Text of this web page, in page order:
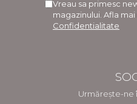
Vreau sa primesc
magazinului. Afla
Confidentialitate
Urmărește-ne